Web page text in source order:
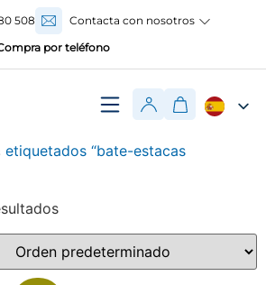
508
Contacta con nosotros
por teléfono
etiquetados “bate-estacas